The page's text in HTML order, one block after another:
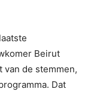
Beirut
van de stemmen,
Dat